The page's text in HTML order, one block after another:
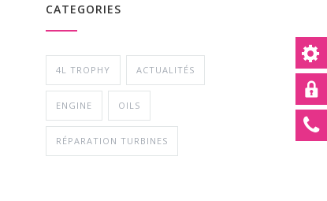
CATEGORIES
4L TROPHY ACTUALITÉS
ENGINE OILS
RÉPARATION TURBINES